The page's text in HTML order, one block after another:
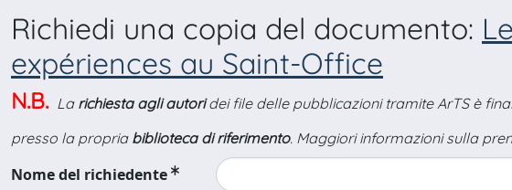
Richiedi una copia del documento:
expériences au Saint-Office
N.B. La richiesta agli autoridei file delle pubblicazioni tramite ArTS è
presso la propria biblioteca di riferimento. Maggiori informazioni sulla
Nome del richiedente